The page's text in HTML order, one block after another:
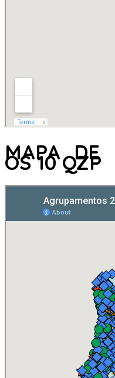
MAPA DE
OS 10 QZP